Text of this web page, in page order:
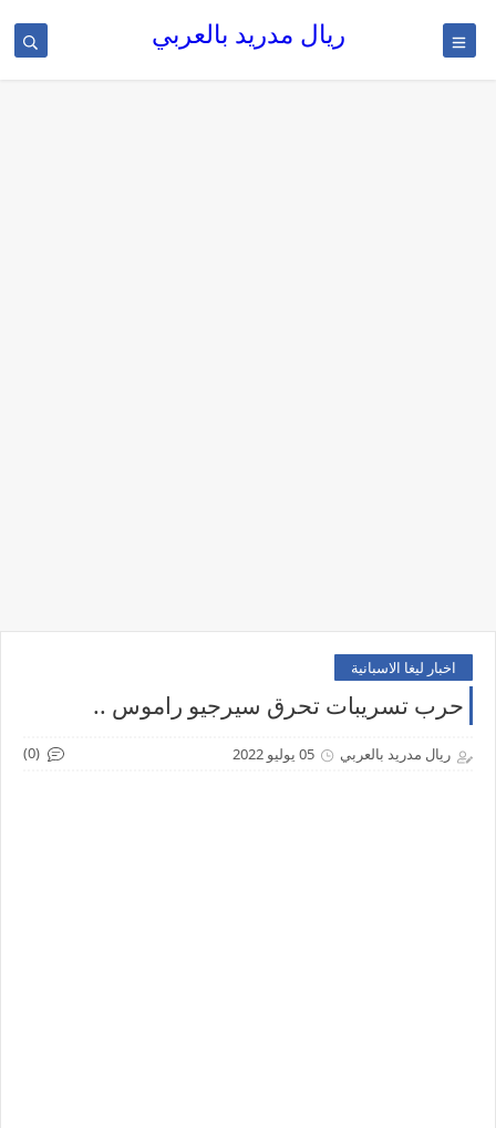
ريال مدريد بالعربي
اخبار ليغا الاسبانية
حرب تسريبات تحرق سيرجيو راموس ..
ريال مدريد بالعربي 05 يوليو 2022 (0)